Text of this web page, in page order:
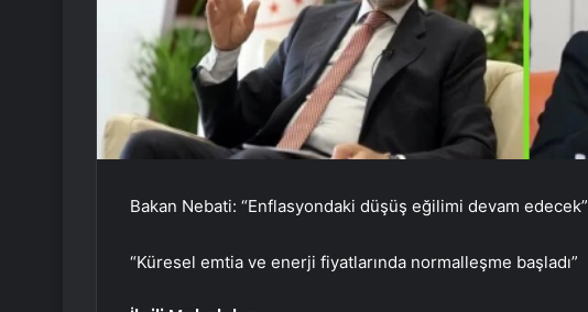
Bakan Nebati: “Enflasyondaki düşüş eğilimi devam edecek”
“Küresel emtia ve enerji fiyatlarında normalleşme başladı”